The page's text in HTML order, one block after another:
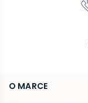
O MARCE